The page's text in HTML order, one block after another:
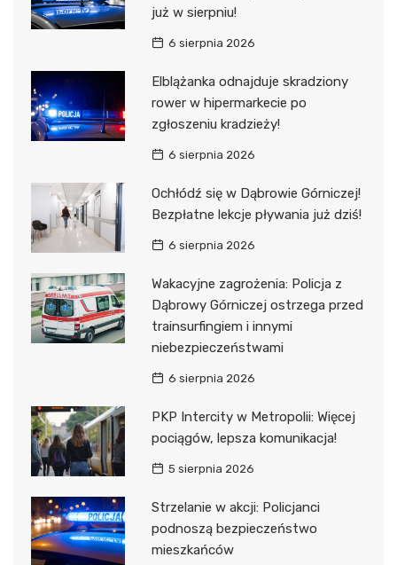
już w sierpniu!
6 sierpnia 2026
Elblążanka odnajduje skradziony
rower w hipermarkecie po
zgłoszeniu kradzieży!
6 sierpnia 2026
Ochłódź się w Dąbrowie Górniczej!
Bezpłatne lekcje pływania już dziś!
6 sierpnia 2026
Wakacyjne zagrożenia: Policja z
Dąbrowy Górniczej ostrzega przed
trainsurfingiem i innymi
niebezpieczeństwami
6 sierpnia 2026
PKP Intercity w Metropolii: Więcej
pociągów, lepsza komunikacja!
5 sierpnia 2026
Strzelanie w akcji: Policjanci
podnoszą bezpieczeństwo
mieszkańców